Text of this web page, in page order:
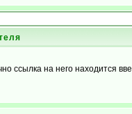
ссылка на него находится